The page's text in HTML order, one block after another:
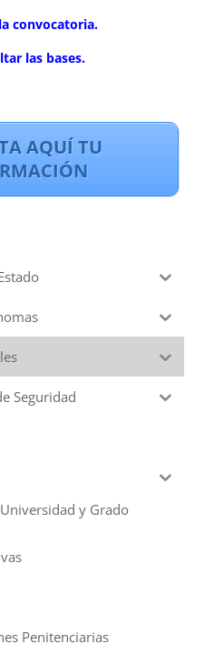
convocatoria.
las bases.
AQUÍ TU
Seguridad
y Grado
Penitenciarias